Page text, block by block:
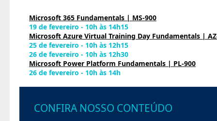
Microsoft 365 Fundamentals | MS-900
19 de fevereiro - 10h às 14h15
Microsoft Azure Virtual Training Day Fundamentals |
25 de fevereiro - 10h às 12h15
26 de fevereiro - 10h às 12h30
Microsoft Power Platform Fundamentals | PL-900
26 de fevereiro - 10h às 14h
CONFIRA NOSSO CONTEÚDO